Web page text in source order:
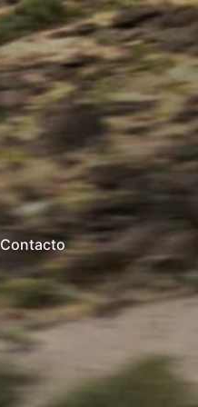
Contacto